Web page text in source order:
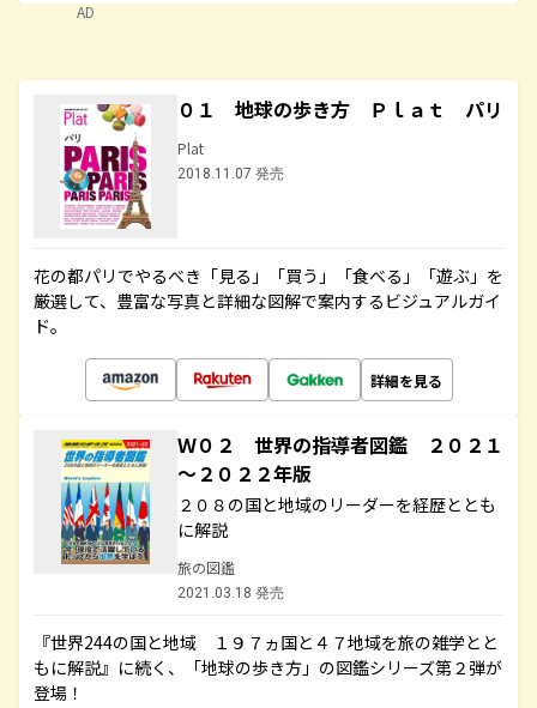
AD
０１ 地球の歩き方 Ｐｌａｔ パリ
Plat
2018.11.07 発売
花の都パリでやるべき「見る」「買う」「食べる」「遊ぶ」を
厳選して、豊富な写真と詳細な図解で案内するビジュアルガイ
ド。
詳細を見る
Ｗ０２ 世界の指導者図鑑 ２０２１
～２０２２年版
２０８の国と地域のリーダーを経歴ととも
に解説
旅の図鑑
2021.03.18 発売
『世界244の国と地域 １９７ヵ国と４７地域を旅の雑学とと
もに解説』に続く、「地球の歩き方」の図鑑シリーズ第２弾が
登場！